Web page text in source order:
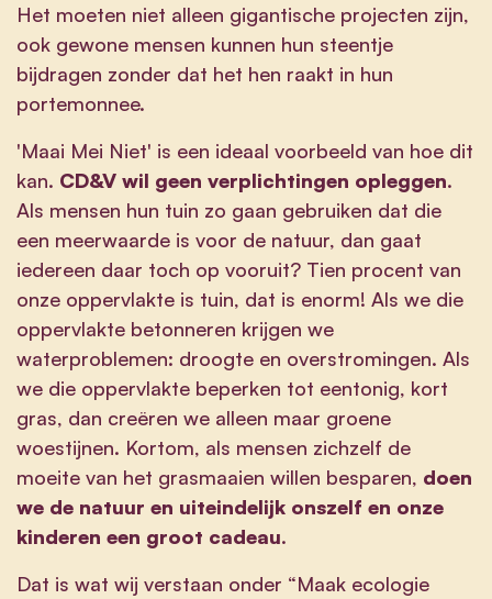
Het moeten niet alleen gigantische projecten zijn,
ook gewone mensen kunnen hun steentje
bijdragen zonder dat het hen raakt in hun
portemonnee.
'Maai Mei Niet' is een ideaal voorbeeld van hoe dit
kan. CD&V wil geen verplichtingen opleggen.
Als mensen hun tuin zo gaan gebruiken dat die
een meerwaarde is voor de natuur, dan gaat
iedereen daar toch op vooruit? Tien procent van
onze oppervlakte is tuin, dat is enorm! Als we die
oppervlakte betonneren krijgen we
waterproblemen: droogte en overstromingen. Als
we die oppervlakte beperken tot eentonig, kort
gras, dan creëren we alleen maar groene
woestijnen. Kortom, als mensen zichzelf de
moeite van het grasmaaien willen besparen, doen
we de natuur en uiteindelijk onszelf en onze
kinderen een groot cadeau.
Dat is wat wij verstaan onder “Maak ecologie